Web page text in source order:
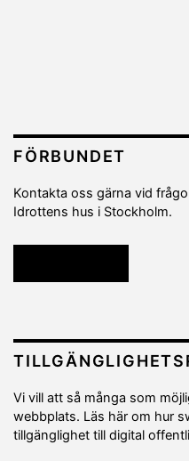
FÖRBUNDET
Kontakta oss gärna vid
Idrottens hus i Stockholm.
Vi vill att så många som
webbplats. Läs här om hur
tillgänglighet till digital